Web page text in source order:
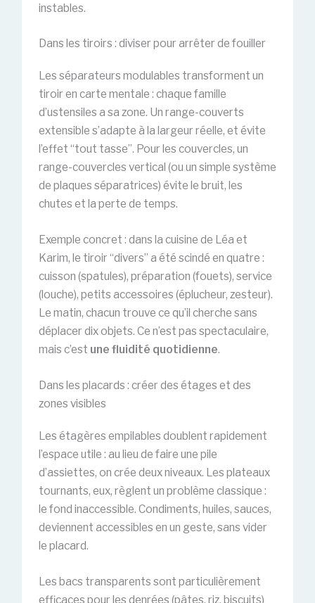
instables.
Dans les tiroirs : diviser pour arrêter de fouiller
Les séparateurs modulables transforment un
tiroir en carte mentale : chaque famille
d’ustensiles a sa zone. Un range-couverts
extensible s’adapte à la largeur réelle, et évite
l’effet “tout tasse”. Pour les couvercles, un
range-couvercles vertical (ou un simple système
de plaques séparatrices) évite le bruit, les
chutes et la perte de temps.
Exemple concret : dans la cuisine de Léa et
Karim, le tiroir “divers” a été scindé en quatre :
cuisson (spatules), préparation (fouets), service
(louche), petits accessoires (éplucheur, zesteur).
Le matin, chacun trouve ce qu’il cherche sans
déplacer dix objets. Ce n’est pas spectaculaire,
mais c’est une fluidité quotidienne.
Dans les placards : créer des étages et des
zones visibles
Les étagères empilables doublent rapidement
l’espace utile : au lieu de faire une pile
d’assiettes, on crée deux niveaux. Les plateaux
tournants, eux, règlent un problème classique :
le fond inaccessible. Condiments, huiles, sauces,
deviennent accessibles en un geste, sans vider
le placard.
Les bacs transparents sont particulièrement
efficaces pour les denrées (pâtes, riz, biscuits)